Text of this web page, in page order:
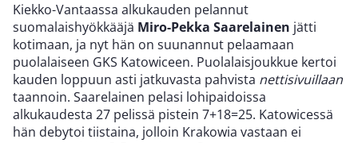
Kiekko-Vantaassa alkukauden pelannut
suomalaishyökkääjä Miro-Pekka Saarelainen jätti
kotimaan, ja nyt hän on suunannut pelaamaan
puolalaiseen GKS Katowiceen. Puolalaisjoukkue kertoi
kauden loppuun asti jatkuvasta pahvista nettisivuillaan
taannoin. Saarelainen pelasi lohipaidoissa
alkukaudesta 27 pelissä pistein 7+18=25. Katowicessä
hän debytoi tiistaina, jolloin Krakowia vastaan ei